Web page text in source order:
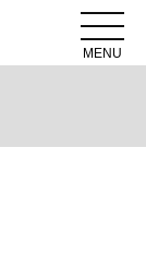
MENU